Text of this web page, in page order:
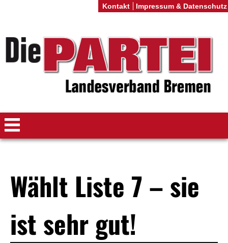
Wählt Liste 7 – sie
ist sehr gut!
Kontakt Impressum & Datenschutz